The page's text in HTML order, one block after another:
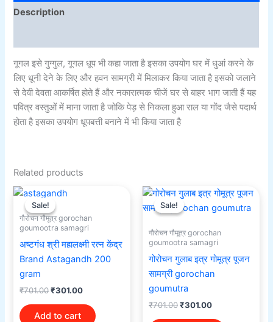
Description
गूगल इसे गुग्गुल, गूगल धूप भी कहा जाता है इसका उपयोग घर में धुआं करने के
लिए धूनी देने के लिए और हवन सामग्री में मिलाकर किया जाता है इसको जलाने
से देवी देवता आकर्षित होते हैं और नकारात्मक चीजें घर से बाहर भाग जाती हैं यह
पवित्र वस्तुओं में माना जाता है जोकि पेड़ से निकला हुआ राल या गोंद जैसे पदार्थ
होता है इसका उपयोग धूपबत्ती बनाने में भी किया जाता है
Related products
Sale!
Sale!
गौरोचन गौमूत्र gorochan
goumootra samagri
अष्टगंध श्री महालक्ष्मी रत्न केंद्र
Brand Astagandh 200
gram
₹701.00
Original
was:
₹701.00.
₹301.00
₹301.00.
Add to cart
Sale!
Sale!
गौरोचन गौमूत्र gorochan
goumootra samagri
गोरोचन गुलाब इत्र गोमूत्र पूजन
सामग्री gorochan
goumutra
₹701.00
Original
price
was:
₹301.00
Current
price
is: